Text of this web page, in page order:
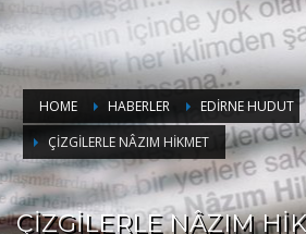
HOME HABERLER
EDİRNE HUDUT
ÇİZGİLERLE NÂZIM HİKMET
ÇİZGİLERLE NÂZIM